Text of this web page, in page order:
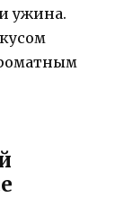
ужина.